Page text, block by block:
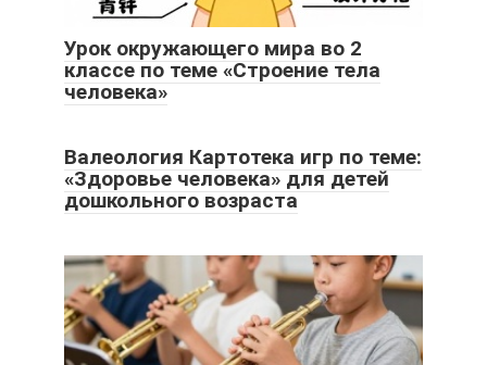
Урок окружающего мира во 2
классе по теме «Строение тела
человека»
Валеология Картотека игр по теме:
«Здоровье человека» для детей
дошкольного возраста